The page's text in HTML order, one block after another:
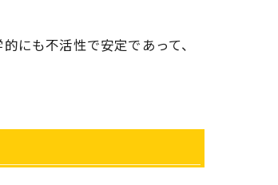
にも不活性で安定であって、